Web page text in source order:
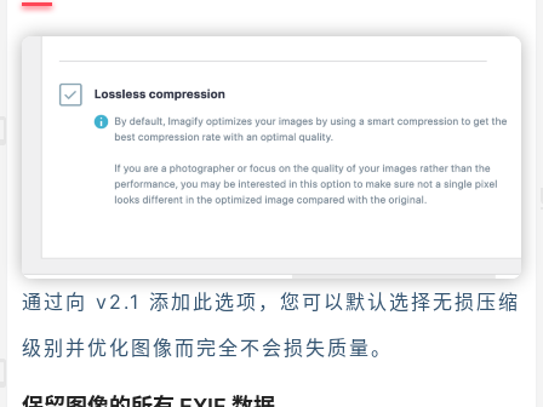
通过向 v2.1 添加此选项，您可以默认选择无损压缩
级别并优化图像而完全不会损失质量。